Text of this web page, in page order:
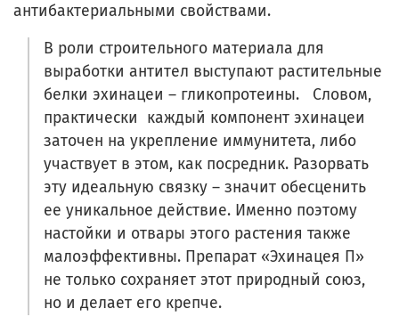
антибактериальными свойствами.
В роли строительного материала для
выработки антител выступают растительные
белки эхинацеи – гликопротеины. Словом,
практически каждый компонент эхинацеи
заточен на укрепление иммунитета, либо
участвует в этом, как посредник. Разорвать
эту идеальную связку – значит обесценить
ее уникальное действие. Именно поэтому
настойки и отвары этого растения также
малоэффективны. Препарат «Эхинацея П»
не только сохраняет этот природный союз,
но и делает его крепче.